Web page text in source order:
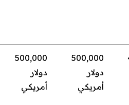
500,000
دولار
أمريكي
500,000
دولار
أمريكي